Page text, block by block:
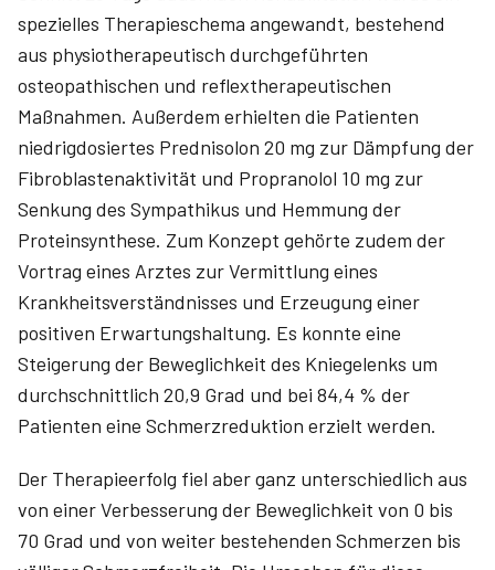
spezielles Therapieschema angewandt, bestehend
aus physiotherapeutisch durchgeführten
osteopathischen und reflextherapeutischen
Maßnahmen. Außerdem erhielten die Patienten
niedrigdosiertes Prednisolon 20 mg zur Dämpfung der
Fibroblastenaktivität und Propranolol 10 mg zur
Senkung des Sympathikus und Hemmung der
Proteinsynthese. Zum Konzept gehörte zudem der
Vortrag eines Arztes zur Vermittlung eines
Krankheitsverständnisses und Erzeugung einer
positiven Erwartungshaltung. Es konnte eine
Steigerung der Beweglichkeit des Kniegelenks um
durchschnittlich 20,9 Grad und bei 84,4 % der
Patienten eine Schmerzreduktion erzielt werden.
Der Therapieerfolg fiel aber ganz unterschiedlich aus
von einer Verbesserung der Beweglichkeit von 0 bis
70 Grad und von weiter bestehenden Schmerzen bis